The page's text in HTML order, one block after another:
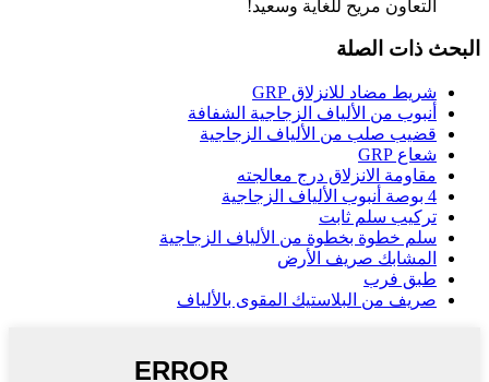
التعاون مريح للغاية وسعيد!
البحث ذات الصلة
شريط مضاد للانزلاق GRP
أنبوب من الألياف الزجاجية الشفافة
قضيب صلب من الألياف الزجاجية
شعاع GRP
مقاومة الانزلاق درج معالجته
4 بوصة أنبوب الألياف الزجاجية
تركيب سلم ثابت
سلم خطوة بخطوة من الألياف الزجاجية
المشابك صريف الأرض
طبق فرب
صريف من البلاستيك المقوى بالألياف